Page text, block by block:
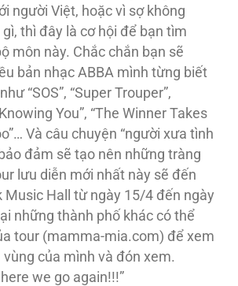
người Việt, hoặc vì sợ không
gì, thì đây là cơ hội để bạn tìm
môn này. Chắc chắn bạn sẽ
bản nhạc ABBA mình từng biết
“SOS”, “Super Trouper”,
You”, “The Winner Takes
Và câu chuyện “người xưa tình
đảm sẽ tạo nên những tràng
lưu diễn mới nhất này sẽ đến
Music Hall từ ngày 15/4 đến ngày
những thành phố khác có thể
tour (mamma-mia.com) để xem
vùng của mình và đón xem.
we go again!!!”